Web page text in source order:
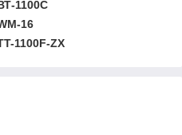
1100С
16
1100F-ZX